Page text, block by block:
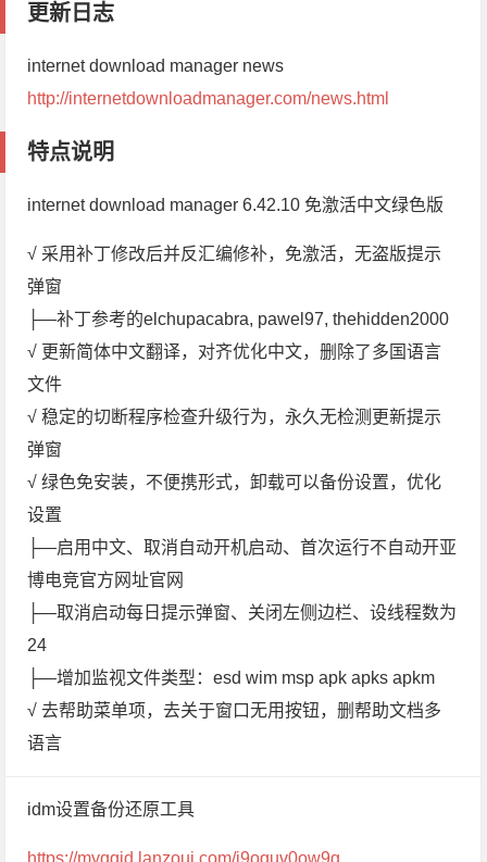
更新日志
internet download manager news
http://internetdownloadmanager.com/news.html
特点说明
internet download manager 6.42.10 免激活中文绿色版
√ 采用补丁修改后并反汇编修补，免激活，无盗版提示
弹窗
├—补丁参考的elchupacabra, pawel97, thehidden2000
√ 更新简体中文翻译，对齐优化中文，删除了多国语言
文件
√ 稳定的切断程序检查升级行为，永久无检测更新提示
弹窗
√ 绿色免安装，不便携形式，卸载可以备份设置，优化
设置
├—启用中文、取消自动开机启动、首次运行不自动开亚
博电竞官方网址官网
├—取消启动每日提示弹窗、关闭左侧边栏、设线程数为
24
├—增加监视文件类型：esd wim msp apk apks apkm
√ 去帮助菜单项，去关于窗口无用按钮，删帮助文档多
语言
idm设置备份还原工具
https://myqqjd.lanzoui.com/i9oquv0ow9g